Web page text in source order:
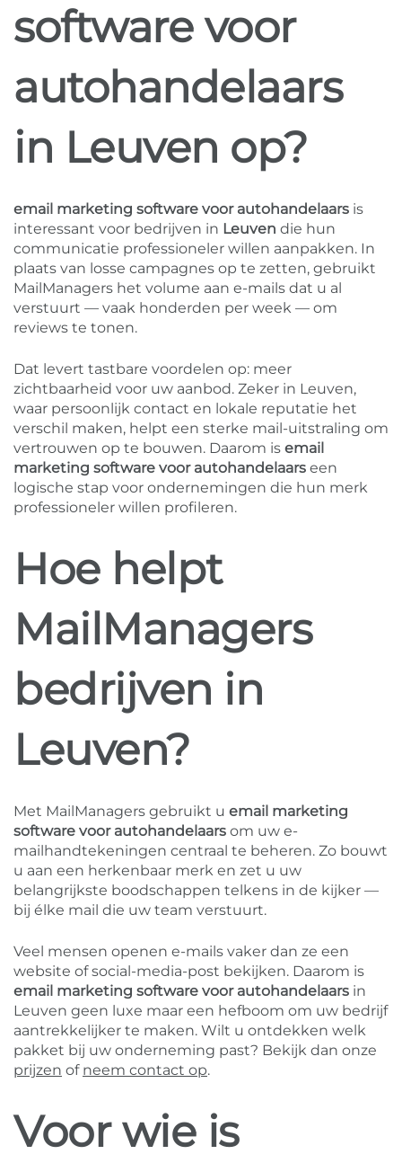
software voor
autohandelaars
in Leuven op?
email marketing software voor autohandelaars is
interessant voor bedrijven in Leuven die hun
communicatie professioneler willen aanpakken. In
plaats van losse campagnes op te zetten, gebruikt
MailManagers het volume aan e-mails dat u al
verstuurt — vaak honderden per week — om
reviews te tonen.
Dat levert tastbare voordelen op: meer
zichtbaarheid voor uw aanbod. Zeker in Leuven,
waar persoonlijk contact en lokale reputatie het
verschil maken, helpt een sterke mail-uitstraling om
vertrouwen op te bouwen. Daarom is email
marketing software voor autohandelaars een
logische stap voor ondernemingen die hun merk
professioneler willen profileren.
Hoe helpt
MailManagers
bedrijven in
Leuven?
Met MailManagers gebruikt u email marketing
software voor autohandelaars om uw e-
mailhandtekeningen centraal te beheren. Zo bouwt
u aan een herkenbaar merk en zet u uw
belangrijkste boodschappen telkens in de kijker —
bij élke mail die uw team verstuurt.
Veel mensen openen e-mails vaker dan ze een
website of social-media-post bekijken. Daarom is
email marketing software voor autohandelaars in
Leuven geen luxe maar een hefboom om uw bedrijf
aantrekkelijker te maken. Wilt u ontdekken welk
pakket bij uw onderneming past? Bekijk dan onze
prijzen of neem contact op.
Voor wie is